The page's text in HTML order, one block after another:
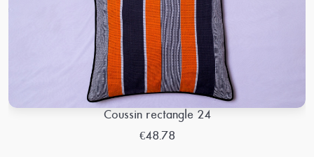
Coussin rectangle 24
€48.78